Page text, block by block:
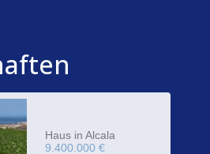
Haus in Alcala
9.400.000 €